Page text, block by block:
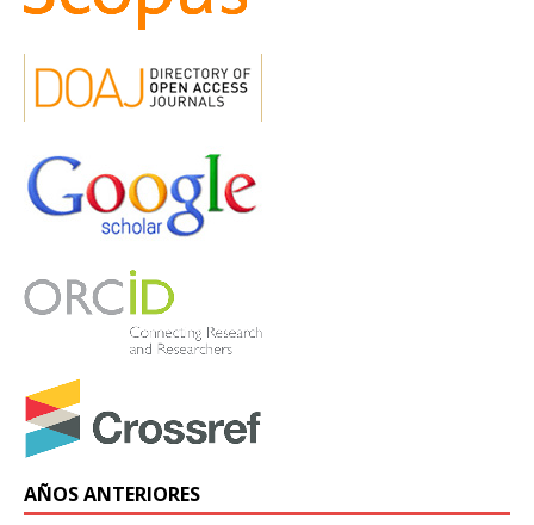
AÑOS ANTERIORES